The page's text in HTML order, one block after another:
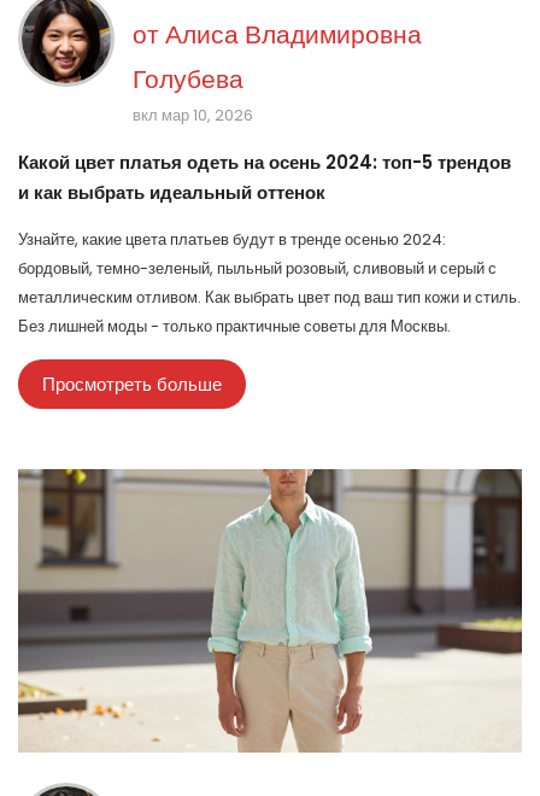
отАлиса Владимировна
Голубева
вкл мар 10, 2026
Какой цвет платья одеть на осень 2024: топ-5 трендов
и как выбрать идеальный оттенок
Узнайте, какие цвета платьев будут в тренде осенью 2024:
бордовый, темно-зеленый, пыльный розовый, сливовый и серый с
металлическим отливом. Как выбрать цвет под ваш тип кожи и стиль.
Без лишней моды - только практичные советы для Москвы.
Просмотреть больше